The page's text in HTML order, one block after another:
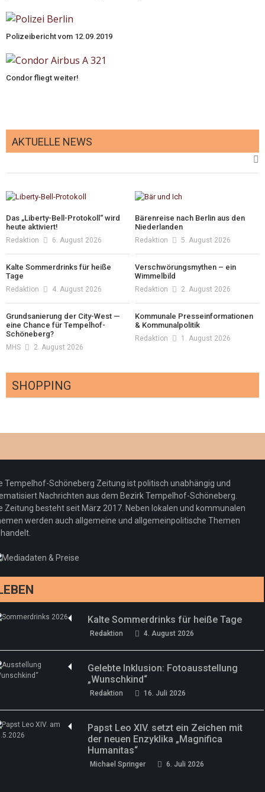
Polizeibericht vom 12.09.2019
Condor fliegt weiter!
AKTUELLE NEWS
Das „Liberty-Bell-Protokoll“ wird
heute aktiviert!
Redaktion 6. August 2026
Bärenreise nach Berlin aus den
Niederlanden
Redaktion 5. August 2026
Kalte Sommerdrinks für heiße
Tage
Redaktion 4. August 2026
Verschwörungsmythen – ein
Wimmelbild
Redaktion 2. August 2026
Grundsanierung der City-West —
eine Chance für Tempelhof-
Schöneberg?
MHS 2. August 2026
Kommunale Presseinformationen
& Kommunalpolitik
Redaktion 1. August 2026
SHOPPING
Redaktion 23. Juli 2026
Pepe Jeans London mit Summer Sale und
neuer Kollektion
Redaktion 19. Juli 2026
Woher kommt der Honig? – Neue EU-
Regeln gelten 14. Juni
drei neue Specials zur Fußball-WM
Tempelhof-Schöneberg Zeitung ist politisch unabhängig und
Nachrichten aus dem Bezirk Tempelhof-Schöneberg.
Zeitung besteht seit März 2017. Neben lokalen und kommunalen
werden auch allgemeine und allgemeinpolitische Themen
Kalte Sommerdrinks für heiße Tage
Redaktion 4. August 2026
Gelebte Inklusion: Fotoausstellung
„Wunschkind“
Redaktion 16. Juli 2026
Papst Leo XIV. setzt ein Zeichen mit
der neuen Enzyklika „Magnifica
Humanitas“
Michael Springer 6. Juli 2026